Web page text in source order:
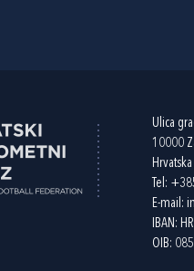
Ulica
10000
Tel:
E-mail:
IBAN:
OIB: